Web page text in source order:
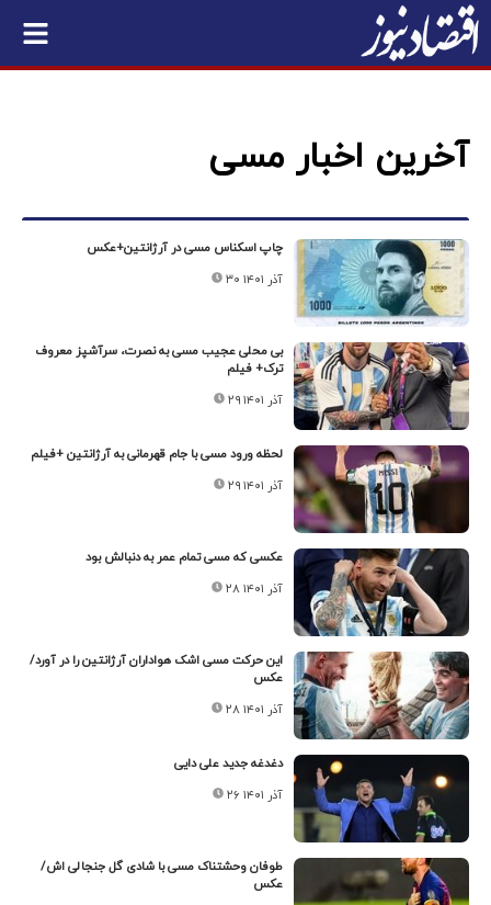
آخرین اخبار مسی
چاپ اسکناس مسی در آرژانتین+عکس
۳۰ آذر ۱۴۰۱
بی محلی عجیب مسی به نصرت، سرآشپز معروف
ترک+ فیلم
۲۹ آذر ۱۴۰۱
لحظه ورود مسی با جام قهرمانی به آرژانتین +فیلم
۲۹ آذر ۱۴۰۱
عکسی که مسی تمام عمر به دنبالش بود
۲۸ آذر ۱۴۰۱
این حرکت مسی اشک هواداران آرژانتین را در آورد/
عکس
۲۸ آذر ۱۴۰۱
دغدغه جدید علی دایی
۲۶ آذر ۱۴۰۱
طوفان وحشتناک مسی با شادی گل جنجالی اش/
عکس